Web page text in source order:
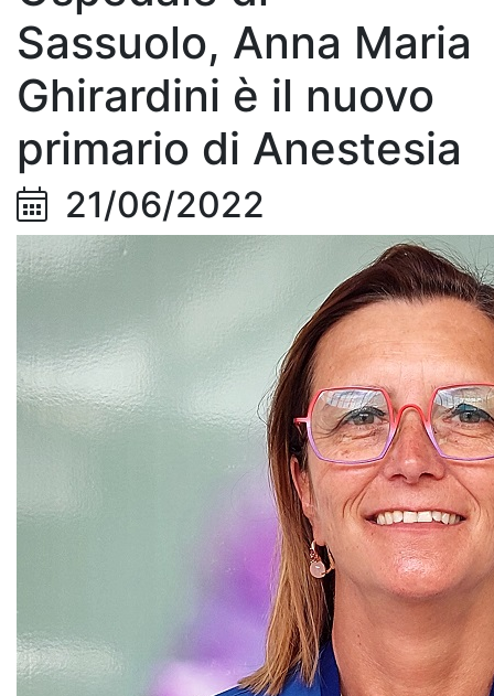
Sassuolo, Anna Maria
Ghirardini è il nuovo
primario di Anestesia
21/06/2022